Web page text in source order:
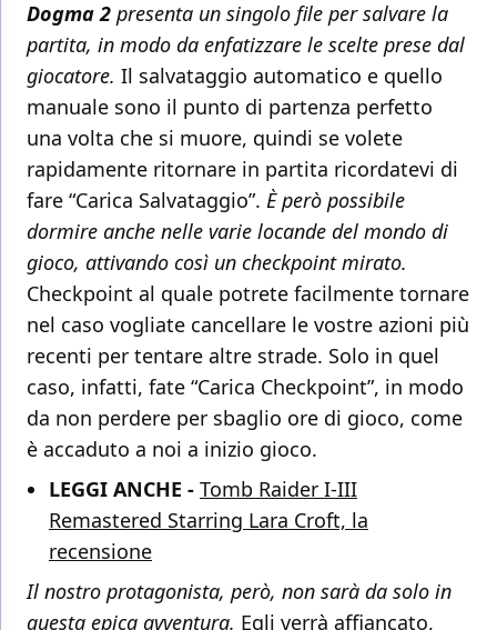
Dogma 2 presenta un singolo file per salvare la
partita, in modo da enfatizzare le scelte prese dal
giocatore. Il salvataggio automatico e quello
manuale sono il punto di partenza perfetto
una volta che si muore, quindi se volete
rapidamente ritornare in partita ricordatevi di
fare “Carica Salvataggio”. È però possibile
dormire anche nelle varie locande del mondo di
gioco, attivando così un checkpoint mirato.
Checkpoint al quale potrete facilmente tornare
nel caso vogliate cancellare le vostre azioni più
recenti per tentare altre strade. Solo in quel
caso, infatti, fate “Carica Checkpoint”, in modo
da non perdere per sbaglio ore di gioco, come
è accaduto a noi a inizio gioco.
LEGGI ANCHE - Tomb Raider I-III
Remastered Starring Lara Croft, la
recensione
Il nostro protagonista, però, non sarà da solo in
questa epica avventura. Egli verrà affiancato,